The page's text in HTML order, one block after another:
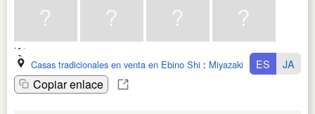
Casas tradicionales en venta en Ebino Shi : Miyazaki Ken
Copiar enlace
ES JA